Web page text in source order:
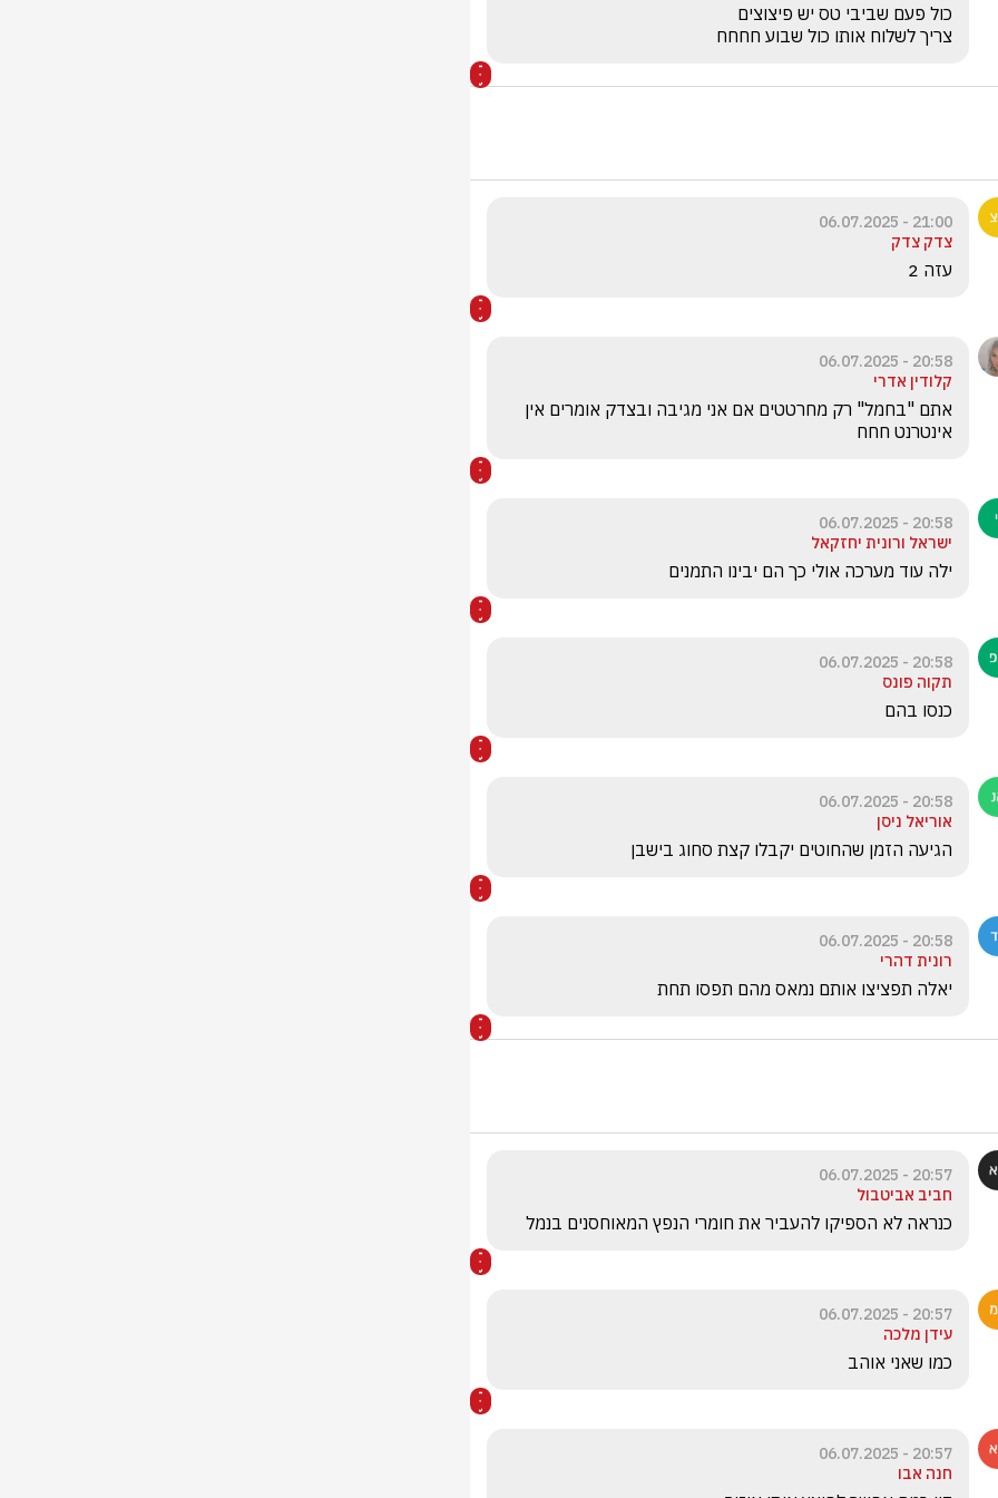
צריך לשלוח אותו כול שבוע חחחח
21:00 - 06.07.2025
צדק צדק
עזה 2
20:58 - 06.07.2025
קלודין אדרי
אינטרנט חחח
20:58 - 06.07.2025
ישראל ורונית יחזקאל
ילה עוד מערכה אולי כך הם יבינו התמנים
20:58 - 06.07.2025
תקוה פונס
כנסו בהם
20:58 - 06.07.2025
אוריאל ניסן
הגיעה הזמן שהחוטים יקבלו קצת סחוג בישבן
20:58 - 06.07.2025
רונית דהרי
יאלה תפציצו אותם נמאס מהם תפסו תחת
20:57 - 06.07.2025
חביב אביטבול
כנראה לא הספיקו להעביר את חומרי הנפץ המאוחסנים בנמל
20:57 - 06.07.2025
עידן מלכה
כמו שאני אוהב
20:57 - 06.07.2025
חנה אבו